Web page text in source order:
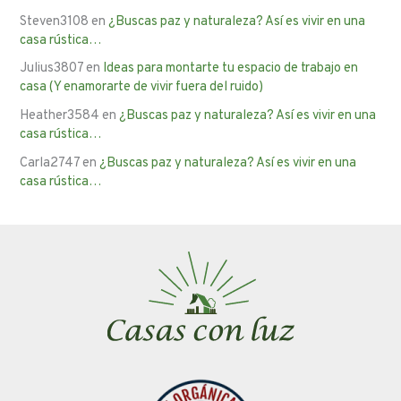
Steven3108 en¿Buscas paz y naturaleza? Así es vivir en una
casa rústica…
Julius3807en Ideas para montarte tu espacio de trabajo en
casa (Y enamorarte de vivir fuera del ruido)
Heather3584 en¿Buscas paz y naturaleza? Así es vivir en una
casa rústica…
Carla2747en¿Buscas paz y naturaleza? Así es vivir en una
casa rústica…